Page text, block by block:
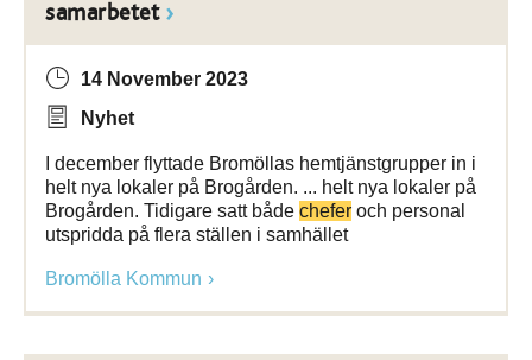
samarbetet
14 November 2023
Nyhet
I december flyttade Bromöllas hemtjänstgrupper in i
helt nya lokaler på Brogården. ... helt nya lokaler på
Brogården. Tidigare satt både chefer och personal
utspridda på flera ställen i samhället
Bromölla Kommun